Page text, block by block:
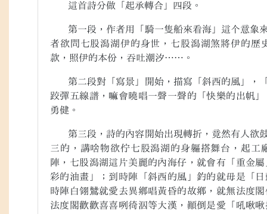
這首詩分做「起承轉合」四段。
第一段，作者用「騎一隻船來看海」這个意象
者欲問七股潟湖伊的身世，七股潟湖煞將伊的歷
款，照伊的本份，吞吐潮汐…… 。
第二段對「寫景」開始，描寫「斜西的風」，
跤彈五線譜，嘛會曉唱一聲一聲的「快樂的出帆
勇健。
第三段，詩的內容開始出現轉折，竟然有人欲
三的，講啥物欲佇七股潟湖的身軀搭舞台，起工
陣，七股潟湖這片美麗的內海仔，就會有「重金
彩的油畫」；到時陣「斜西的風」釣的就毋是「
時陣白翎鷥就愛去異鄉唱黃昏的故鄉，就無法度
法度閣歡歡喜喜咧徛泅等大漢，顛倒是愛「吼啾